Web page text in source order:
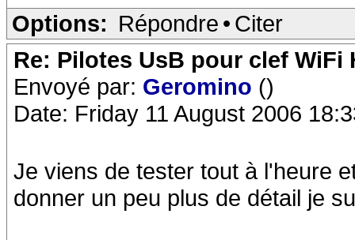
Options: Répondre • Citer
Re: Pilotes UsB pour clef WiFi
Envoyé par: Geromino ()
Date: Friday 11 August 2006
Je viens de tester tout à l'heure
donner un peu plus de détail je